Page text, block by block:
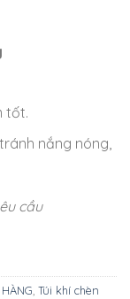
tốt.
nắng nóng,
cầu
, Túi khí chèn